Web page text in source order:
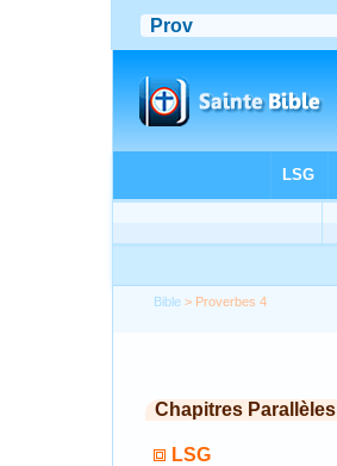
Bible > Proverbes 4
Chapitres Parallèles
LSG